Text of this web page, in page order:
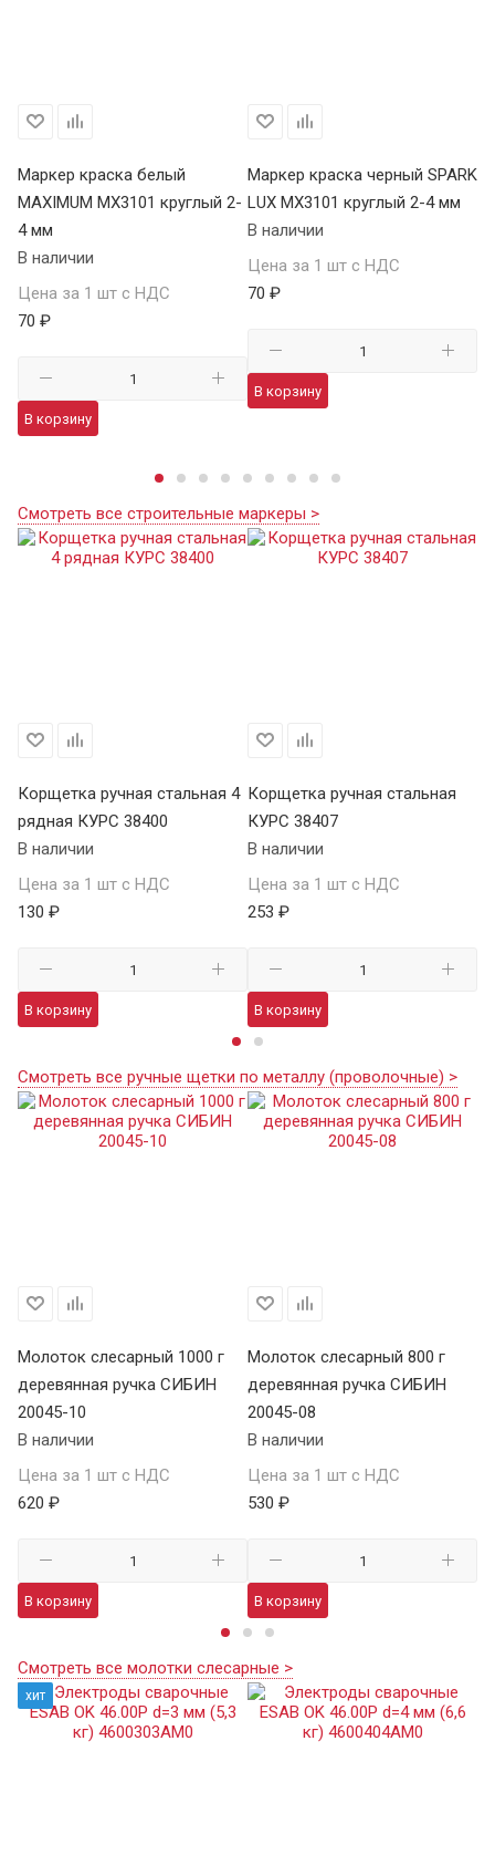
Маркер краска белый
MAXIMUM MX3101 круглый 2-
4 мм
В наличии
Цена за 1 шт с НДС
70 ₽
В корзину
Маркер краска черный SPARK
LUX MX3101 круглый 2-4 мм
В наличии
Цена за 1 шт с НДС
70 ₽
В корзину
Смотреть все строительные маркеры >
Корщетка ручная стальная 4
рядная КУРС 38400
В наличии
Цена за 1 шт с НДС
130 ₽
В корзину
Корщетка ручная стальная
КУРС 38407
В наличии
Цена за 1 шт с НДС
253 ₽
В корзину
Смотреть все ручные щетки по металлу (проволочные) >
Молоток слесарный 1000 г
деревянная ручка СИБИН
20045-10
В наличии
Цена за 1 шт с НДС
620 ₽
В корзину
Молоток слесарный 800 г
деревянная ручка СИБИН
20045-08
В наличии
Цена за 1 шт с НДС
530 ₽
В корзину
Смотреть все молотки слесарные >
хит